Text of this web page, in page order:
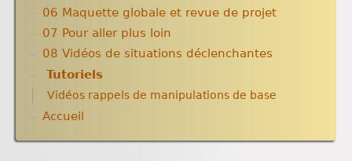
Amélioration des techniques, dans le temps
Domotiser pour économiser les consommations
06 Maquette globale et revue de projet
07 Pour aller plus loin
08 Vidéos de situations déclenchantes
Tutoriels
Vidéos rappels de manipulations de base
Accueil